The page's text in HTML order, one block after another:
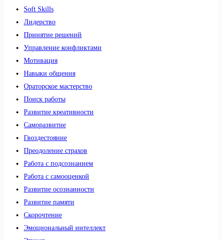
Soft Skills
Лидерство
Принятие решений
Управление конфликтами
Мотивация
Навыки общения
Ораторское мастерство
Поиск работы
Развитие креативности
Саморазвитие
Гвоздестояние
Преодоление страхов
Работа с подсознанием
Работа с самооценкой
Развитие осознанности
Развитие памяти
Скорочтение
Эмоциональный интеллект